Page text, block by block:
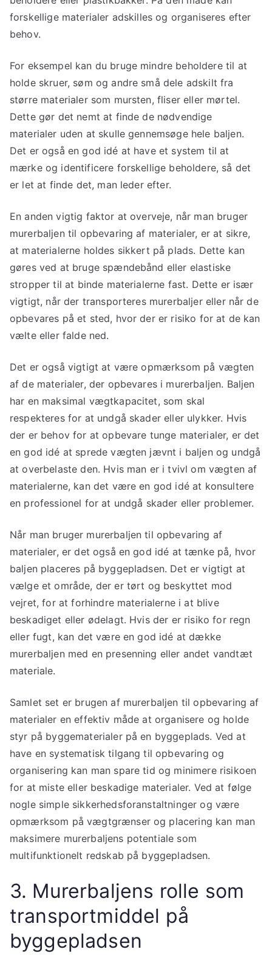
forskellige materialer adskilles og organiseres efter
behov.
For eksempel kan du bruge mindre beholdere til at
holde skruer, søm og andre små dele adskilt fra
større materialer som mursten, fliser eller mørtel.
Dette gør det nemt at finde de nødvendige
materialer uden at skulle gennemsøge hele baljen.
Det er også en god idé at have et system til at
mærke og identificere forskellige beholdere, så det
er let at finde det, man leder efter.
En anden vigtig faktor at overveje, når man bruger
murerbaljen til opbevaring af materialer, er at sikre,
at materialerne holdes sikkert på plads. Dette kan
gøres ved at bruge spændebånd eller elastiske
stropper til at binde materialerne fast. Dette er især
vigtigt, når der transporteres murerbaljer eller når de
opbevares på et sted, hvor der er risiko for at de kan
vælte eller falde ned.
Det er også vigtigt at være opmærksom på vægten
af de materialer, der opbevares i murerbaljen. Baljen
har en maksimal vægtkapacitet, som skal
respekteres for at undgå skader eller ulykker. Hvis
der er behov for at opbevare tunge materialer, er det
en god idé at sprede vægten jævnt i baljen og undgå
at overbelaste den. Hvis man er i tvivl om vægten af
materialerne, kan det være en god idé at konsultere
en professionel for at undgå skader eller problemer.
Når man bruger murerbaljen til opbevaring af
materialer, er det også en god idé at tænke på, hvor
baljen placeres på byggepladsen. Det er vigtigt at
vælge et område, der er tørt og beskyttet mod
vejret, for at forhindre materialerne i at blive
beskadiget eller ødelagt. Hvis der er risiko for regn
eller fugt, kan det være en god idé at dække
murerbaljen med en presenning eller andet vandtæt
materiale.
Samlet set er brugen af murerbaljen til opbevaring af
materialer en effektiv måde at organisere og holde
styr på byggematerialer på en byggeplads. Ved at
have en systematisk tilgang til opbevaring og
organisering kan man spare tid og minimere risikoen
for at miste eller beskadige materialer. Ved at følge
nogle simple sikkerhedsforanstaltninger og være
opmærksom på vægtgrænser og placering kan man
maksimere murerbaljens potentiale som
multifunktionelt redskab på byggepladsen.
3. Murerbaljens rolle som
transportmiddel på
byggepladsen